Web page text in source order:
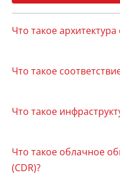
Что такое архитектура
Что такое
Что такое
Что такое облачное
(CDR)?